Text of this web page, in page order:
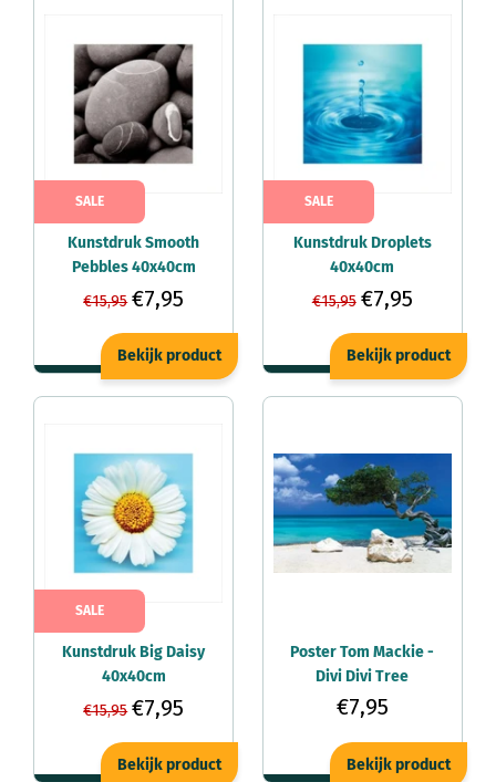
Kunstdruk Smooth
Pebbles 40x40cm
SALE
€15,95 €7,95
Bekijk product
Kunstdruk Droplets
40x40cm
SALE
€15,95 €7,95
Bekijk product
Kunstdruk Big Daisy
40x40cm
SALE
€15,95 €7,95
Bekijk product
Poster Tom Mackie -
Divi Divi Tree
91,5x61cm
€7,95
Bekijk product